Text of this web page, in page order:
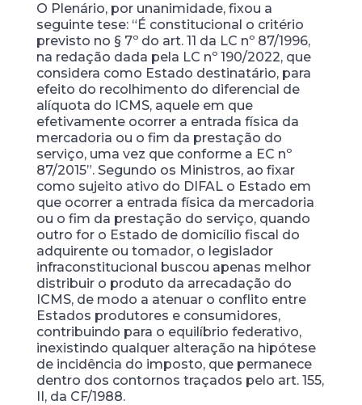
O Plenário, por unanimidade, fixou a
seguinte tese: “É constitucional o critério
previsto no § 7º do art. 11 da LC nº 87/1996,
na redação dada pela LC nº 190/2022, que
considera como Estado destinatário, para
efeito do recolhimento do diferencial de
alíquota do ICMS, aquele em que
efetivamente ocorrer a entrada física da
mercadoria ou o fim da prestação do
serviço, uma vez que conforme a EC nº
87/2015”. Segundo os Ministros, ao fixar
como sujeito ativo do DIFAL o Estado em
que ocorrer a entrada física da mercadoria
ou o fim da prestação do serviço, quando
outro for o Estado de domicílio fiscal do
adquirente ou tomador, o legislador
infraconstitucional buscou apenas melhor
distribuir o produto da arrecadação do
ICMS, de modo a atenuar o conflito entre
Estados produtores e consumidores,
contribuindo para o equilíbrio federativo,
inexistindo qualquer alteração na hipótese
de incidência do imposto, que permanece
dentro dos contornos traçados pelo art. 155,
II, da CF/1988.